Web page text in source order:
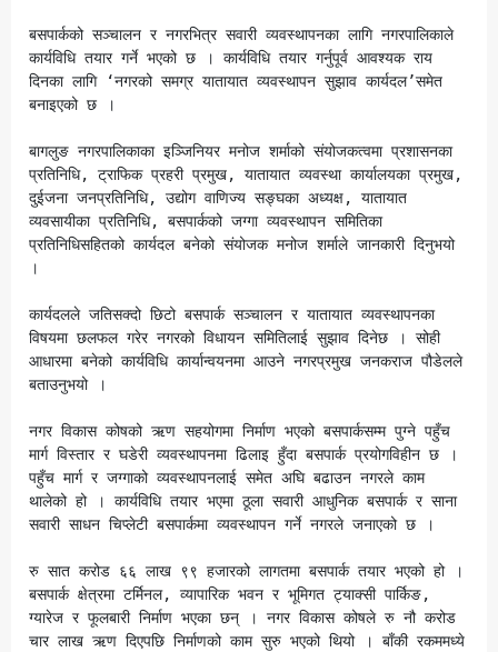
बसपार्कको सञ्चालन र नगरभित्र सवारी व्यवस्थापनका लागि नगरपालिकाले
कार्यविधि तयार गर्ने भएको छ । कार्यविधि तयार गर्नुपूर्व आवश्यक राय
दिनका लागि ‘नगरको समग्र यातायात व्यवस्थापन सुझाव कार्यदल’समेत
बनाइएको छ ।
बागलुङ नगरपालिकाका इञ्जिनियर मनोज शर्माको संयोजकत्वमा प्रशासनका
प्रतिनिधि, ट्राफिक प्रहरी प्रमुख, यातायात व्यवस्था कार्यालयका प्रमुख,
दुईजना जनप्रतिनिधि, उद्योग वाणिज्य सङ्घका अध्यक्ष, यातायात
व्यवसायीका प्रतिनिधि, बसपार्कको जग्गा व्यवस्थापन समितिका
प्रतिनिधिसहितको कार्यदल बनेको संयोजक मनोज शर्माले जानकारी दिनुभयो
।
कार्यदलले जतिसक्दो छिटो बसपार्क सञ्चालन र यातायात व्यवस्थापनका
विषयमा छलफल गरेर नगरको विधायन समितिलाई सुझाव दिनेछ । सोही
आधारमा बनेको कार्यविधि कार्यान्वयनमा आउने नगरप्रमुख जनकराज पौडेलले
बताउनुभयो ।
नगर विकास कोषको ऋण सहयोगमा निर्माण भएको बसपार्कसम्म पुग्ने पहुँच
मार्ग विस्तार र घडेरी व्यवस्थापनमा ढिलाइ हुँदा बसपार्क प्रयोगविहीन छ ।
पहुँच मार्ग र जग्गाको व्यवस्थापनलाई समेत अघि बढाउन नगरले काम
थालेको हो । कार्यविधि तयार भएमा ठूला सवारी आधुनिक बसपार्क र साना
सवारी साधन चिप्लेटी बसपार्कमा व्यवस्थापन गर्ने नगरले जनाएको छ ।
रु सात करोड ६६ लाख ९९ हजारको लागतमा बसपार्क तयार भएको हो ।
बसपार्क क्षेत्रमा टर्मिनल, व्यापारिक भवन र भूमिगत ट्याक्सी पार्किङ,
ग्यारेज र फूलबारी निर्माण भएका छन् । नगर विकास कोषले रु नौ करोड
चार लाख ऋण दिएपछि निर्माणको काम सुरु भएको थियो । बाँकी रकममध्ये